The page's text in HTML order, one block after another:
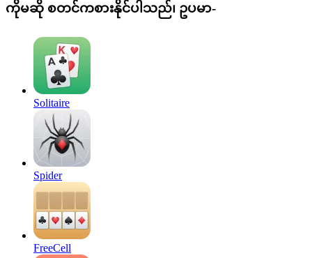
ကိုမဆို စတင်ကစားနိုင်ပါသည်၊ ဥပမာ-
Solitaire
Spider
FreeCell